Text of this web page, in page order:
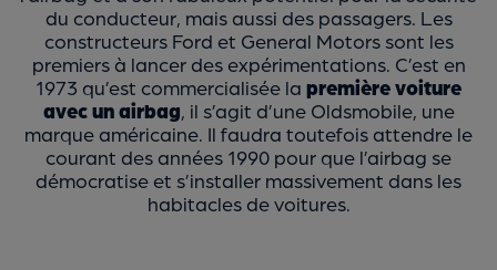
du conducteur, mais aussi des passagers. Les
constructeurs Ford et General Motors sont les
premiers à lancer des expérimentations. C’est en
1973 qu’est commercialisée la première voiture
avec un airbag , il s’agit d’une Oldsmobile, une
marque américaine. Il faudra toutefois attendre le
courant des années 1990 pour que l’airbag se
démocratise et s’installer massivement dans les
habitacles de voitures.